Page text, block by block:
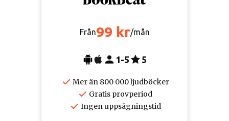
Från99 kr/mån
1-5 5
Mer än 800 000 ljudböcker
Gratis provperiod
Ingen uppsägningstid